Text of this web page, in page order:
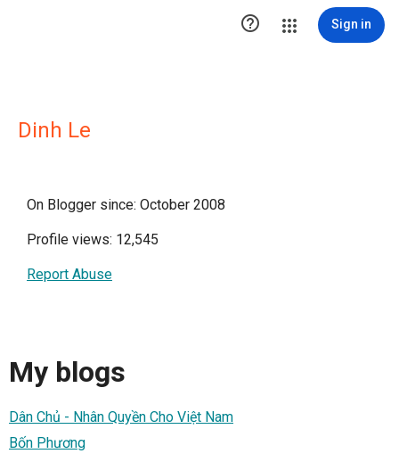
 Sign in
Dinh Le
On Blogger since: October 2008
Profile views: 12,545
Report Abuse
My blogs
Dân Chủ - Nhân Quyền Cho Việt Nam
Bốn Phương